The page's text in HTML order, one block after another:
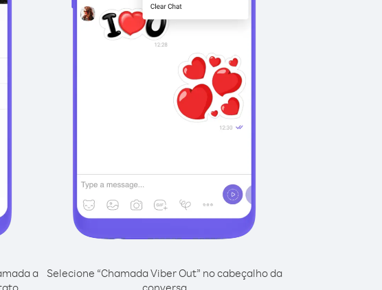
a
Selecione “Chamada Viber Out” no cabeçalho da
conversa